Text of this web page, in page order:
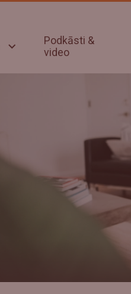
Podkāsti &
video